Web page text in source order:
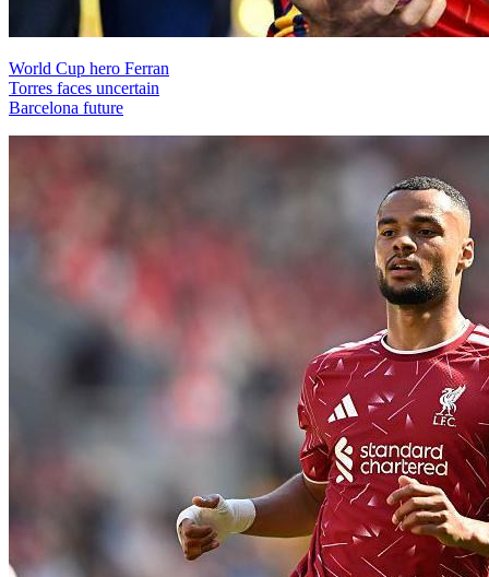
World Cup hero Ferran
Torres faces uncertain
Barcelona future